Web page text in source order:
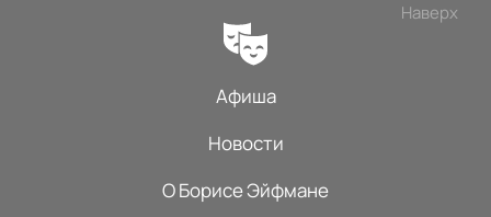
Наверх
Афиша
Новости
О Борисе Эйфмане